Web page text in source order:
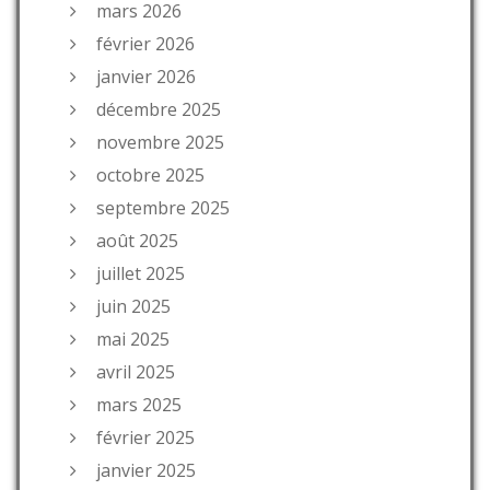
mars 2026
février 2026
janvier 2026
décembre 2025
novembre 2025
octobre 2025
septembre 2025
août 2025
juillet 2025
juin 2025
mai 2025
avril 2025
mars 2025
février 2025
janvier 2025